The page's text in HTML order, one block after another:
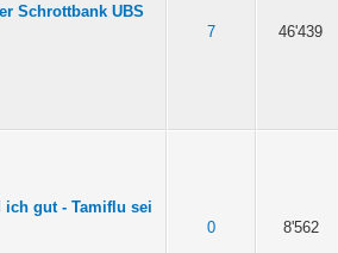
Schrottbank UBS
7 46'439
gut - Tamiflu sei
0 8'562